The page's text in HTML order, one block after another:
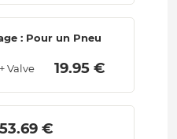
: Pour un Pneu
Valve 19.95 €
€